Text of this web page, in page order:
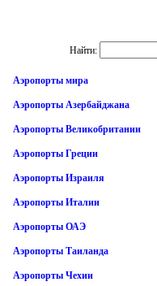
Найти:
Аэропорты мира
Аэропорты Азербайджана
Аэропорты Великобритании
Аэропорты Греции
Аэропорты Израиля
Аэропорты Италии
Аэропорты ОАЭ
Аэропорты Таиланда
Аэропорты Чехии